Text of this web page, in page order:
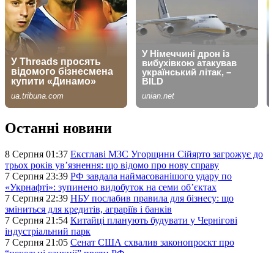
Останні новини
8 Серпня 01:37 Ексглаві МЗС Угорщини Сійярто загрожує до
трьох років ув’язнення: що відомо про нову справу
7 Серпня 23:39 РФ завдала наймасованішого удару по
«Укрнафті»: зупинено видобуток на семи об’єктах
7 Серпня 22:39 НБУ послабив правила для бізнесу: що
зміниться для кредитів, аграріїв і банків
7 Серпня 21:54 Китайці планують будувати у Чернігові
індустріальний парк
7 Серпня 21:05 Сенат США схвалив законопроєкт про